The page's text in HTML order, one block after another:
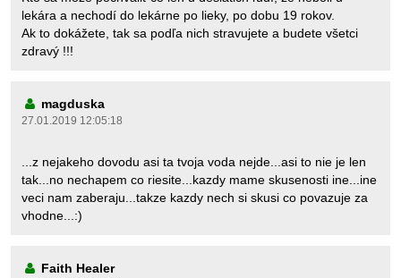
lekára a nechodí do lekárne po lieky, po dobu 19 rokov.
Ak to dokážete, tak sa podľa nich stravujete a budete všetci
zdravý !!!
magduska
27.01.2019 12:05:18
...z nejakeho dovodu asi ta tvoja voda nejde...asi to nie je len
tak...no nechapem co riesite...kazdy mame skusenosti ine...ine
veci nam zaberaju...takze kazdy nech si skusi co povazuje za
vhodne...:)
Faith Healer